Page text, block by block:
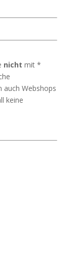
nicht mit *
auch Webshops
keine